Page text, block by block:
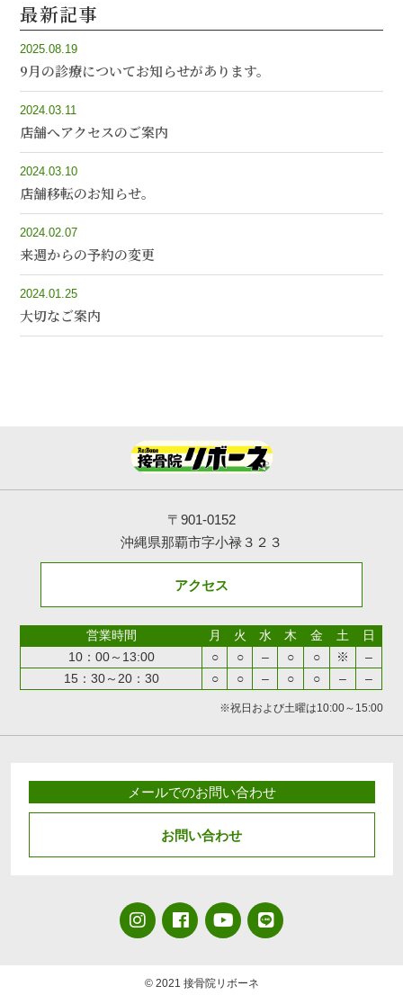
最新記事
2025.08.19
9月の診療についてお知らせがあります。
2024.03.11
店舗へアクセスのご案内
2024.03.10
店舗移転のお知らせ。
2024.02.07
来週からの予約の変更
2024.01.25
大切なご案内
〒901-0152
沖縄県那覇市字小禄３２３
アクセス
営業時間 月 火 水 木 金 土
日
10：00～13:00
○ ○ – ○ ○ ※
–
15：30～20：30
○ ○ – ○ ○ – –
※祝日および土曜は10:00～15:00
メールでのお問い合わせ
お問い合わせ
© 2021 接骨院リボーネ